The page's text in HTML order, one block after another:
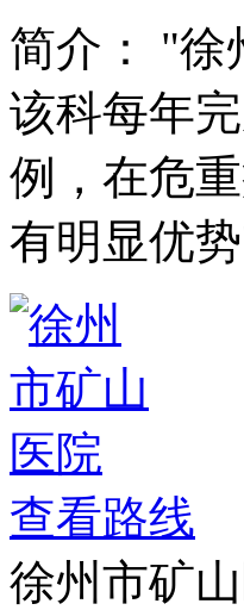
简介：
"徐
该科每年
例，在危
有明显优
查看路线
徐州市矿